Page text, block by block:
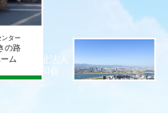
社会福祉法人
摂津宥和会
ンター
の路
ム